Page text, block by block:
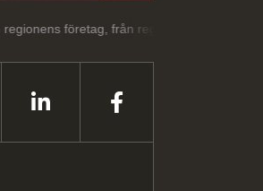
från regionens företag.